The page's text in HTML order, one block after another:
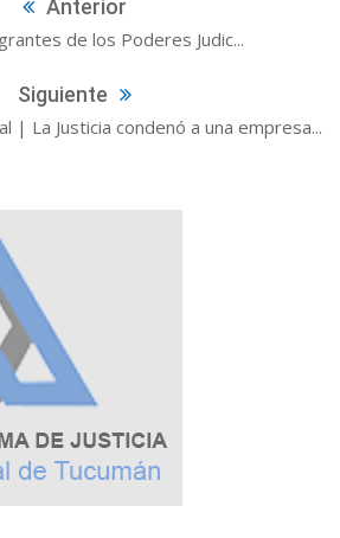
Anterior
de los Poderes Judic...
Siguiente
| La Justicia condenó a una empresa...